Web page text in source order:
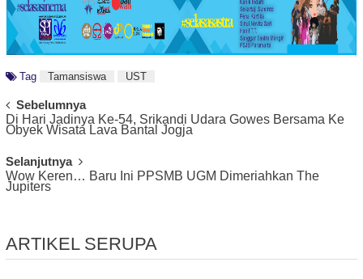
Tag Tamansiswa UST
Post
Navigation
Sebelumnya
Di Hari Jadinya Ke-54, Srikandi Udara Gowes Bersama Ke
Obyek Wisata Lava Bantal Jogja
Selanjutnya
Wow Keren… Baru Ini PPSMB UGM Dimeriahkan The
Jupiters
ARTIKEL SERUPA